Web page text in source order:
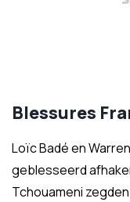
Blessures
Loïc Badé en
geblesseerd
Tchouameni